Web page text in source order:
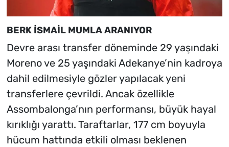
BERK İSMAİL MUMLA ARANIYOR
Devre arası transfer döneminde 29 yaşındaki
Moreno ve 25 yaşındaki Adekanye’nin kadroya
dahil edilmesiyle gözler yapılacak yeni
transferlere çevrildi. Ancak özellikle
Assombalonga’nın performansı, büyük hayal
kırıklığı yarattı. Taraftarlar, 177 cm boyuyla
hücum hattında etkili olması beklenen